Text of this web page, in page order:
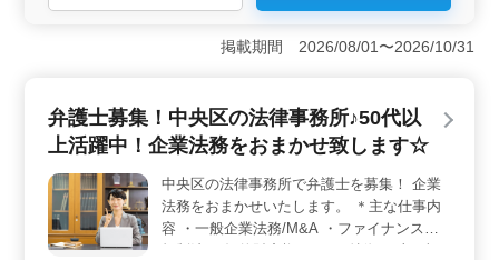
＜キャリアチャンス＞ 経験者向けのチャレンジングな
案件に挑戦できます。未経験分野でもサポートが充実し
ており、新しいキャリアの可能性が広がります。法務事
い環境＞ 駅近で通勤が便利、週休2日制でプライベート
も充実させることができます。長期的なキャリア形成に
フバランスが大切にされています。年間休日125日という
余裕ある休暇もポイントです。仕事とプライベートの両
立が叶います。 ＜事務所の特徴＞ 企業法務に特化
した法律事務所で、投資家からの苦情対応や紛争解決、
掲載期間 2026/08/01〜2026/10/31
弁護士募集！中央区の法律事務所♪50代以
上活躍中！企業法務をおまかせ致します☆
中央区の法律事務所で弁護士を募集！ 企業
法務をおまかせいたします。 ＊主な仕事内
容 ・一般企業法務/M&A ・ファイナンス、